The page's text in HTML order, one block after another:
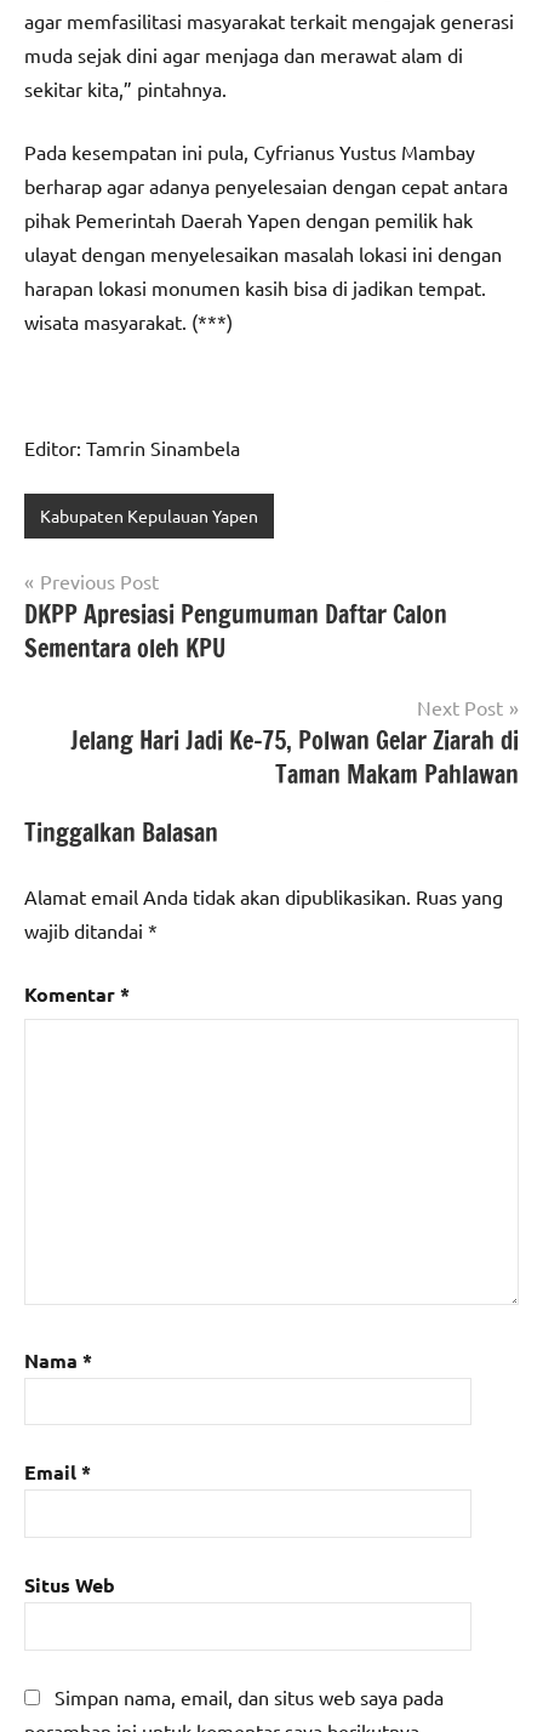
agar memfasilitasi masyarakat terkait mengajak generasi
muda sejak dini agar menjaga dan merawat alam di
sekitar kita,” pintahnya.
Pada kesempatan ini pula, Cyfrianus Yustus Mambay
berharap agar adanya penyelesaian dengan cepat antara
pihak Pemerintah Daerah Yapen dengan pemilik hak
ulayat dengan menyelesaikan masalah lokasi ini dengan
harapan lokasi monumen kasih bisa di jadikan tempat.
wisata masyarakat. (***)
Editor: Tamrin Sinambela
Kabupaten Kepulauan Yapen
Navigasi
pos
Previous Post
DKPP Apresiasi Pengumuman Daftar Calon
Sementara oleh KPU
Next Post
Jelang Hari Jadi Ke-75, Polwan Gelar Ziarah di
Taman Makam Pahlawan
Tinggalkan Balasan
Alamat email Anda tidak akan dipublikasikan. Ruas yang
wajib ditandai *
Komentar*
Nama *
Email*
Situs Web
Simpan nama, email, dan situs web saya pada